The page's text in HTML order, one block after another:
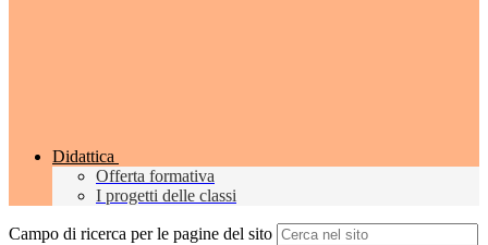
Didattica
Offerta formativa
I progetti delle classi
Campo di ricerca per le pagine del sito